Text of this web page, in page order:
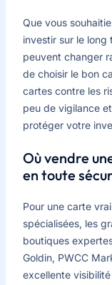
Que vous
investir sur le long
peuvent changer
de choisir le bon
cartes contre les
peu de vigilance
protéger votre
Où vendre
en toute
Pour une carte
spécialisées, les
boutiques
Goldin, PWCC
excellente